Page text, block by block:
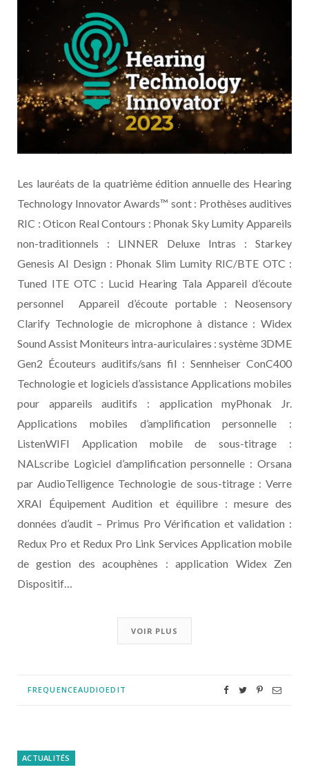
Les lauréats de la quatrième édition annuelle des Hearing
Technology Innovator Awards™ sont : Prothèses auditives
RIC : Oticon Real Contours : Phonak Sky Lumity Appareils
non-traditionnels : LINNER Deluxe Intras : Starkey
Genesis AI Design : Phonak Slim Lumity RIC/BTE OTC :
Tuned ITE OTC : Lucid Hearing Tala Appareil d’écoute
personnel Appareil d’écoute portable : Neosensory
Clarify Technologie de microphone à distance : Widex
Sound Assist Moniteurs intra-auriculaires : système 3DME
Gen2 Écouteurs auditifs/sans fil : Sennheiser ConC400
Technologie et logiciels d’assistance Applications mobiles
pour appareils auditifs : application myPhonak Jr.
Applications mobiles d’amplification personnelle :
ListenWIFI Application mobile de sous-titrage :
NALscribe Logiciel d’amplification personnelle : Orsana
par AudioTelligence Technologie de sous-titrage : Verre
XRAI Équipement Audition et équilibre : mesure des
données d’audit – Primus Pro Vérification et validation :
Redux Pro et Redux Pro Link Services Application mobile
de gestion des acouphènes : application Widex Zen
Dispositif…
VOIR PLUS
FREQUENCEAUDIOEDIT
ACTUALITÉS